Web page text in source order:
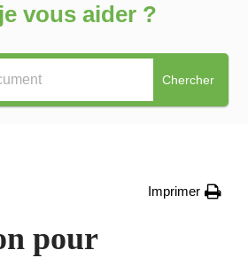
vous aider ?
Chercher
Imprimer
pour